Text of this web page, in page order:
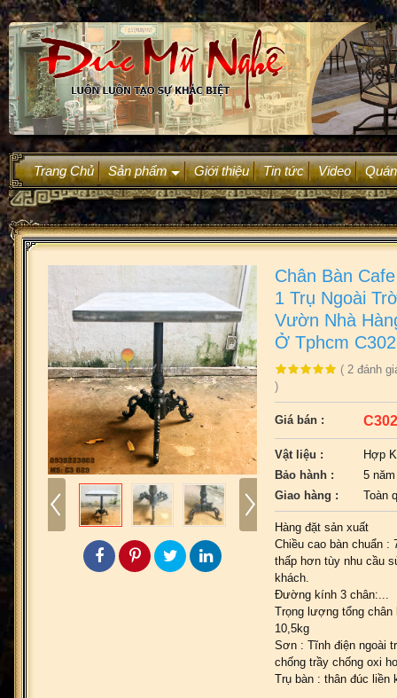
Trang Chủ
+
Sản phẩm Giới thiệu Tin tức Video
Chân Bàn
1 Trụ Ngoài
Vườn Nhà
Ở Tphcm
( 2 đánh
)
Giá bán :
Vật liệu :
Hợp
Bảo hành :
5 năm
Giao hàng :
Toàn
Hàng đặt sản xuất
Chiều cao bàn chuẩn :
thấp hơn tùy nhu cầu
khách.
Đường kính 3 chân:...
Trọng lượng tổng chân
10,5kg
Sơn : Tĩnh điện ngoài
chống trầy chống oxi
Trụ bàn : thân đúc liền